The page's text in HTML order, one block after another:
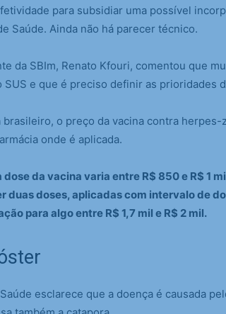
para subsidiar uma possível
Saúde. Ainda não há parecer técnico.
da SBIm, Renato Kfouri, comentou que
SUS e que é preciso definir as prioridades
brasileiro, o preço da vacina contra
onde é aplicada.
dose da vacina varia entre R$ 850 e R$ 1
duas doses, aplicadas com intervalo de
para algo entre R$ 1,7 mil e R$ 2 mil.
esclarece que a doença é causada